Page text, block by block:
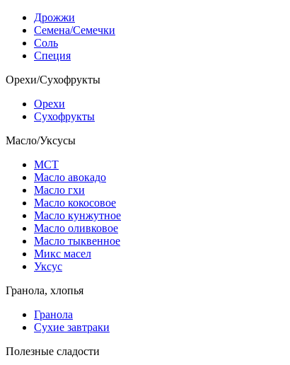
Дрожжи
Семена/Семечки
Соль
Специя
Орехи/Сухофрукты
Орехи
Сухофрукты
Масло/Уксусы
МСТ
Масло авокадо
Масло гхи
Масло кокосовое
Масло кунжутное
Масло оливковое
Масло тыквенное
Микс масел
Уксус
Гранола, хлопья
Гранола
Сухие завтраки
Полезные сладости